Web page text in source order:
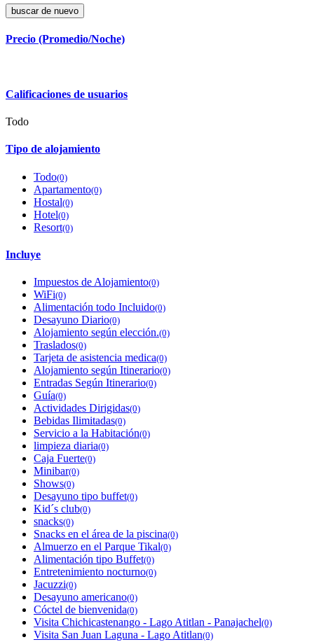
buscar de nuevo
Precio (Promedio/Noche)
Calificaciones de usuarios
Todo
Tipo de alojamiento
Todo(0)
Apartamento(0)
Hostal(0)
Hotel(0)
Resort(0)
Incluye
Impuestos de Alojamiento(0)
WiFi(0)
Alimentación todo Incluido(0)
Desayuno Diario(0)
Alojamiento según elección.(0)
Traslados(0)
Tarjeta de asistencia medica(0)
Alojamiento según Itinerario(0)
Entradas Según Itinerario(0)
Guía(0)
Actividades Dirigidas(0)
Bebidas Ilimitadas(0)
Servicio a la Habitación(0)
limpieza diaria(0)
Caja Fuerte(0)
Minibar(0)
Shows(0)
Desayuno tipo buffet(0)
Kid´s club(0)
snacks(0)
Snacks en el área de la piscina(0)
Almuerzo en el Parque Tikal(0)
Alimentación tipo Buffet(0)
Entretenimiento nocturno(0)
Jacuzzi(0)
Desayuno americano(0)
Cóctel de bienvenida(0)
Visita Chichicastenango - Lago Atitlan - Panajachel(0)
Visita San Juan Laguna - Lago Atitlan(0)